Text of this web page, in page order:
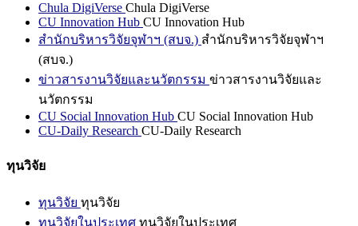
Chula DigiVerse Chula DigiVerse
CU Innovation Hub CU Innovation Hub
สำนักบริหารวิจัยจุฬาฯ (สบจ.) สำนักบริหารวิจัยจุฬาฯ
(สบจ.)
ข่าวสารงานวิจัยและนวัตกรรม ข่าวสารงานวิจัยและ
นวัตกรรม
CU Social Innovation Hub CU Social Innovation Hub
CU-Daily Research CU-Daily Research
ทุนวิจัย
ทุนวิจัย ทุนวิจัย
ทุนวิจัยในประเทศ ทุนวิจัยในประเทศ